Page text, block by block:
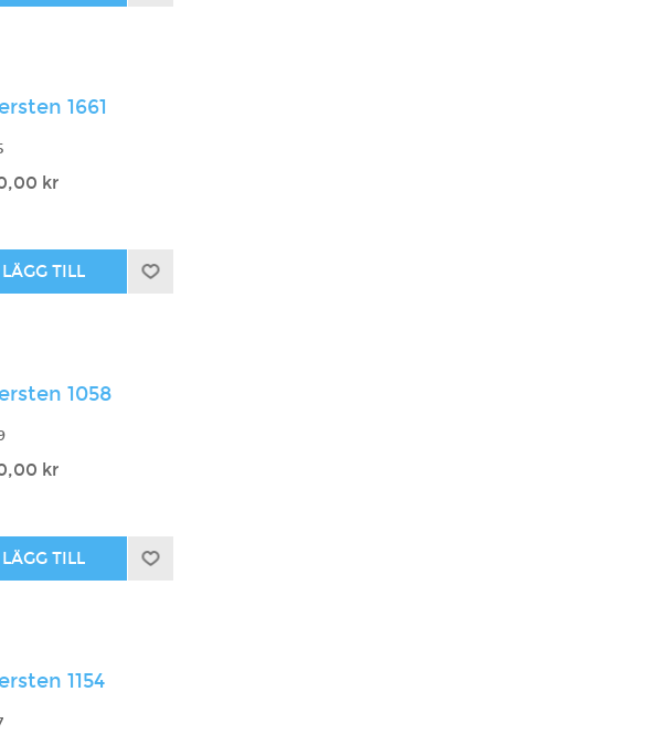
1661
kr
1058
kr
1154